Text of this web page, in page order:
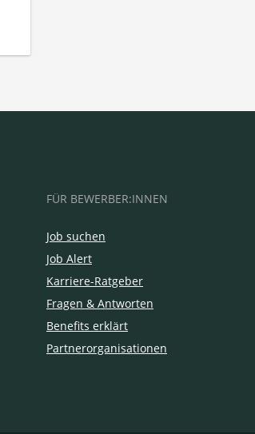
FÜR BEWERBER:INNEN
Job suchen
Job Alert
Karriere-Ratgeber
Fragen & Antworten
Benefits erklärt
Partnerorganisationen